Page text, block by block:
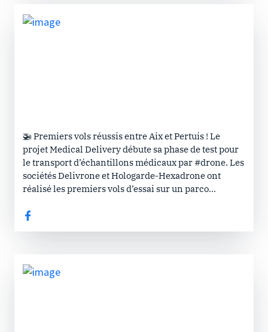
🚁 Premiers vols réussis entre Aix et Pertuis ! Le
projet Medical Delivery débute sa phase de test pour
le transport d’échantillons médicaux par #drone. Les
sociétés Delivrone et Hologarde-Hexadrone ont
réalisé les premiers vols d’essai sur un parco...